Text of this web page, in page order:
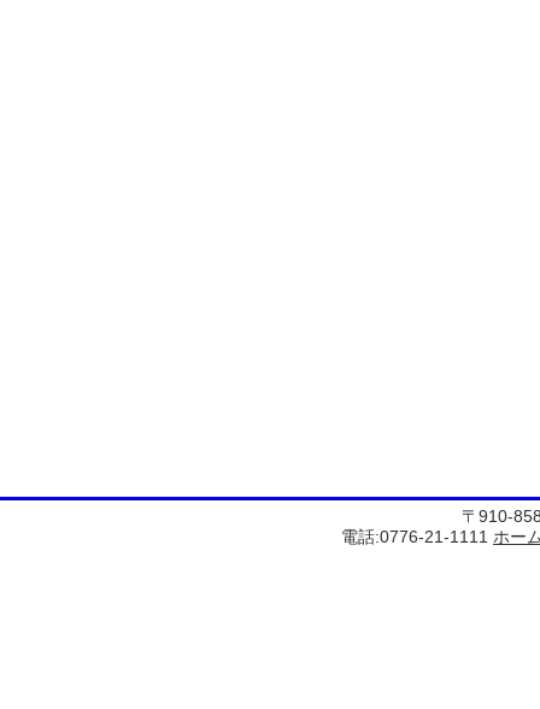
〒910-
電話:0776-21-1111 ホー